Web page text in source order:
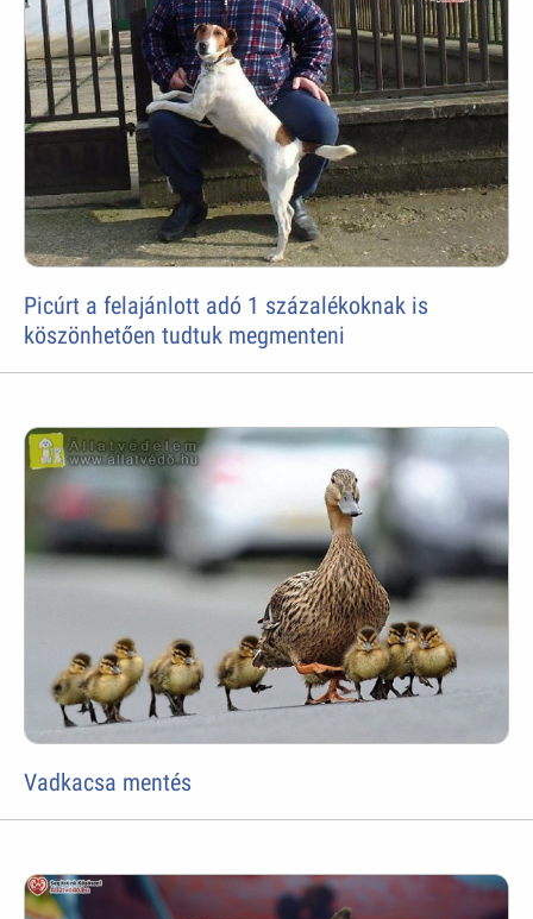
Picúrt a felajánlott adó 1 százalékoknak is
köszönhetően tudtuk megmenteni
Vadkacsa mentés